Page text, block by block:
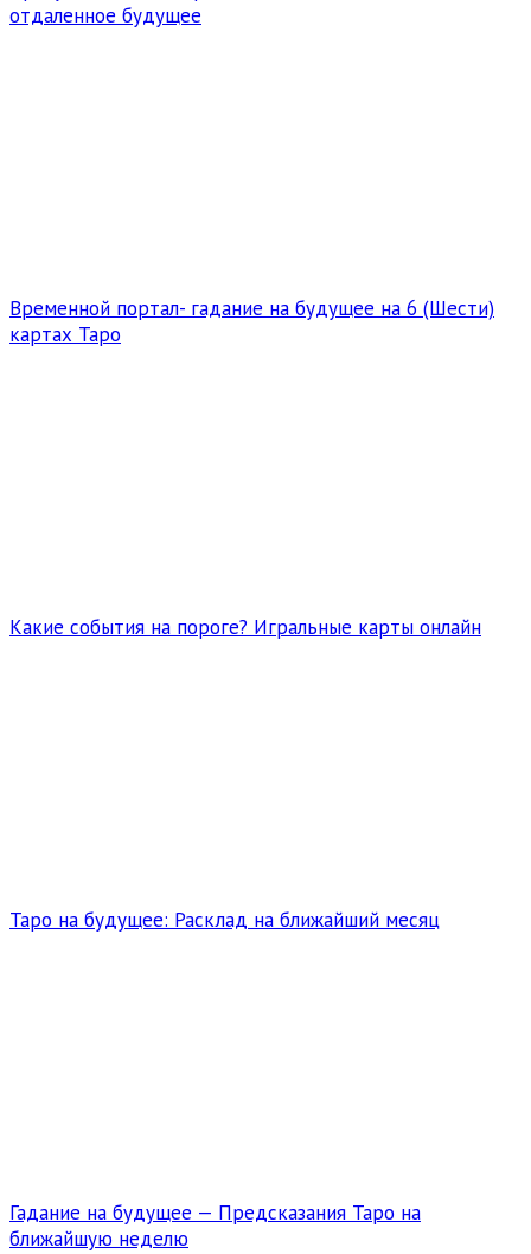
отдаленное будущее
Временной портал- гадание на будущее на 6 (Шести)
картах Таро
Какие события на пороге? Игральные карты онлайн
Таро на будущее: Расклад на ближайший месяц
Гадание на будущее — Предсказания Таро на
ближайшую неделю